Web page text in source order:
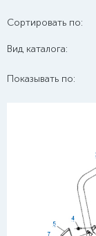
Сортировать по:
Вид каталога:
Показывать по: